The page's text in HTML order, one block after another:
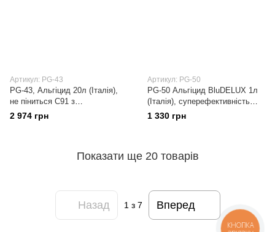
Артикул: PG-43
PG-43, Альгіцид 20л (Італія),
не піниться С91 з
бактерицидним ефектом PG-43
2 974 грн
Артикул: PG-50
PG-50 Альгіцид BluDELUX 1л
(Італія), суперефективність
PG-50
1 330 грн
Показати ще 20 товарів
Назад 1 з 7 Вперед
КНОПКА